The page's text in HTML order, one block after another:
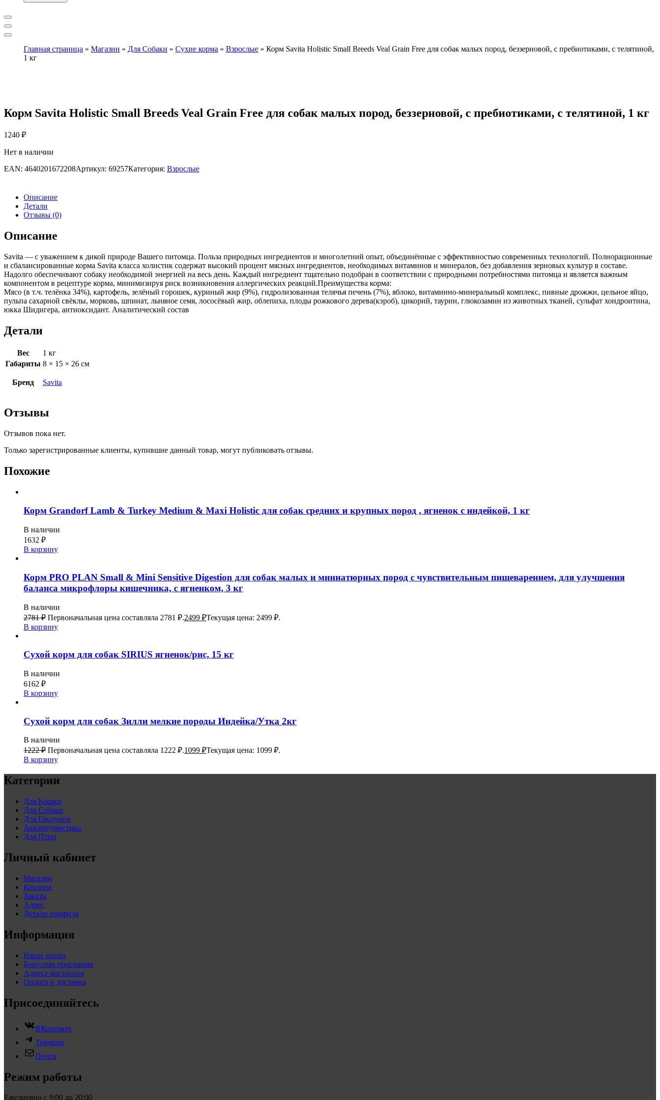
Главная страница » Магазин » Для Собаки » Сухие корма » Взрослые » Корм Savita Holistic Small Breeds Veal Grain Free для собак малых пород, беззерновой, с пребиотиками, с телятиной,
1 кг
Корм Savita Holistic Small Breeds Veal Grain Free для собак малых пород, беззерновой, с пребиотиками, с телятиной, 1 кг
1240 ₽
Нет в наличии
EAN: 4640201672208Артикул: 69257Категория: Взрослые
Описание
Детали
Отзывы (0)
Описание
Savita — с уважением к дикой природе Вашего питомца. Польза природных ингредиентов и многолетний опыт, объединённые с эффективностью современных технологий. Полнорационные
и сбалансированные корма Savita класса холистик содержат высокий процент мясных ингредиентов, необходимых витаминов и минералов, без добавления зерновых культур в составе.
Надолго обеспечивают собаку необходимой энергией на весь день. Каждый ингредиент тщательно подобран в соответствии с природными потребностями питомца и является важным
компонентом в рецептуре корма, минимизируя риск возникновения аллергических реакций.Преимущества корма:
Мясо (в т.ч. телёнка 34%), картофель, зелёный горошек, куриный жир (9%), гидролизованная телячья печень (7%), яблоко, витаминно-минеральный комплекс, пивные дрожжи, цельное яйцо,
пульпа сахарной свёклы, морковь, шпинат, льняное семя, лососёвый жир, облепиха, плоды рожкового дерева(кэроб), цикорий, таурин, глюкозамин из животных тканей, сульфат хондроитина,
юкка Шидигера, антиоксидант. Аналитический состав
Детали
Вес
1 кг
Габариты 8 × 15 × 26 см
Бренд Savita
Отзывы
Отзывов пока нет.
Только зарегистрированные клиенты, купившие данный товар, могут публиковать отзывы.
Похожие
Корм Grandorf Lamb & Turkey Medium & Maxi Holistic для собак средних и крупных пород , ягненок с индейкой, 1 кг
В наличии
1632 ₽
В корзину
Корм PRO PLAN Small & Mini Sensitive Digestion для собак малых и миниатюрных пород с чувствительным пищеварением, для улучшения
баланса микрофлоры кишечника, с ягненком, 3 кг
В наличии
2781₽ Первоначальная цена составляла 2781 ₽.2499 ₽Текущая цена: 2499 ₽.
В корзину
Сухой корм для собак SIRIUS ягненок/рис, 15 кг
В наличии
6162 ₽
В корзину
Сухой корм для собак Зилли мелкие породы Индейка/Утка 2кг
В наличии
1222₽ Первоначальная цена составляла 1222 ₽.1099 ₽Текущая цена: 1099 ₽.
В корзину
Категории
Для Кошки
Для Собаки
Для Грызунов
Аквариумистика
Для Птиц
Личный кабинет
Магазин
Корзина
Заказы
Адрес
Детали профиля
Информация
Наши акции
Бонусная программа
Адреса магазинов
Оплата и доставка
Присоединяйтесь
ВКонтакте
Telegram
Почта
Режим работы
Ежедневно с 9:00 до 20:00